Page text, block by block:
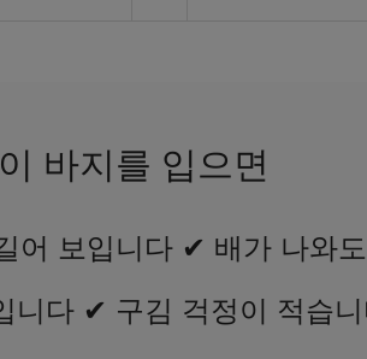
이 바지를 입으면
어 보입니다 ✔ 배가 나와도
니다 ✔ 구김 걱정이 적습